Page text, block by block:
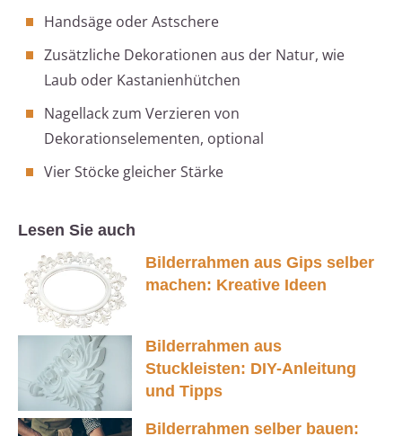
Handsäge oder Astschere
Zusätzliche Dekorationen aus der Natur, wie
Laub oder Kastanienhütchen
Nagellack zum Verzieren von
Dekorationselementen, optional
Vier Stöcke gleicher Stärke
Lesen Sie auch
Bilderrahmen aus Gips selber
machen: Kreative Ideen
Bilderrahmen aus
Stuckleisten: DIY-Anleitung
und Tipps
Bilderrahmen selber bauen: